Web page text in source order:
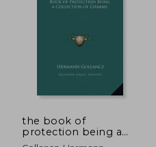
dcto.
the book of
protection being a
collection of charms